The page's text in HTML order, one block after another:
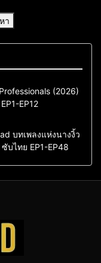
า
Adventure
Drama
หลีซับไทย
(2026)
EP12
ซีรี่ย์จีน
บไทย
บทเพลงแห่งนางงิ้ว
บไทย EP1-EP48